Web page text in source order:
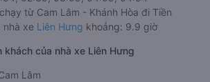
từ Cam Lâm - Khánh Hòa đi Tiền
nhà xe Liên Hưng khoảng: 9.9 giờ
khách của nhà xe Liên Hưng
Lâm